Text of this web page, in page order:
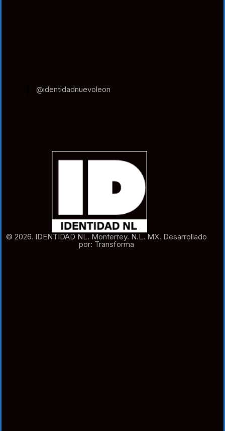
@identidadnuevoleon
© 2026. IDENTIDAD NL. Monterrey. N.L. MX. Desarrollado
por: Transforma